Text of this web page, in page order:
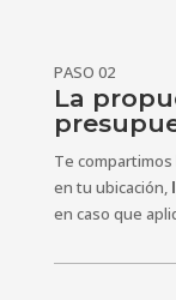
PASO 02
La
Te
en tu ubicación,
en caso que